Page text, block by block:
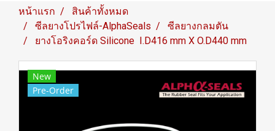
หน้าแรก
สินค้าทั้งหมด
ซีลยางโปรไฟล์-AlphaSeals
ซีลยางกลมตัน
ยางโอริงคอร์ด Silicone I.D416 mm X O.D440 mm
New
Pre-Order